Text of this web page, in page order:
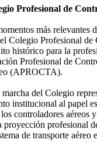
Profesional de
más relevantes
Colegio Profesional de
histórico para la
Profesional de
(APROCTA).
del Colegio
institucional al papel
controladores aéreos
proyección profesional
de transporte aéreo